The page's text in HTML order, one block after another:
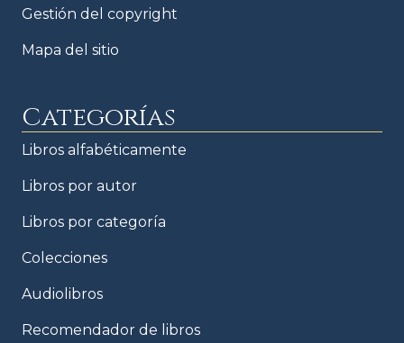
Gestión del copyright
Mapa del sitio
Categorías
Libros alfabéticamente
Libros por autor
Libros por categoría
Colecciones
Audiolibros
Recomendador de libros